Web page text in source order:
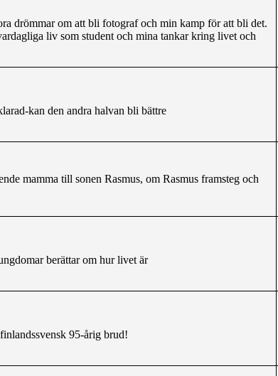
drömmar om att bli fotograf och min kamp för att bli det.
liv som student och mina tankar kring livet och
kan den andra halvan bli bättre
mamma till sonen Rasmus, om Rasmus framsteg och
berättar om hur livet är
95-årig brud!